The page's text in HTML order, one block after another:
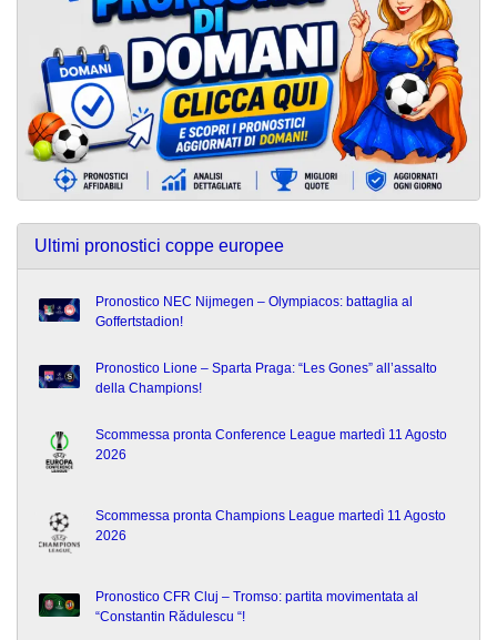
Ultimi pronostici coppe europee
Pronostico NEC Nijmegen – Olympiacos: battaglia al
Goffertstadion!
Pronostico Lione – Sparta Praga: “Les Gones” all’assalto
della Champions!
Scommessa pronta Conference League martedì 11 Agosto
2026
Scommessa pronta Champions League martedì 11 Agosto
2026
Pronostico CFR Cluj – Tromso: partita movimentata al
“Constantin Rădulescu “!